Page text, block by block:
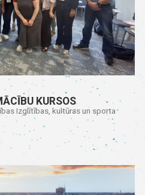
KURSOS
Izglītības, kultūras un sporta